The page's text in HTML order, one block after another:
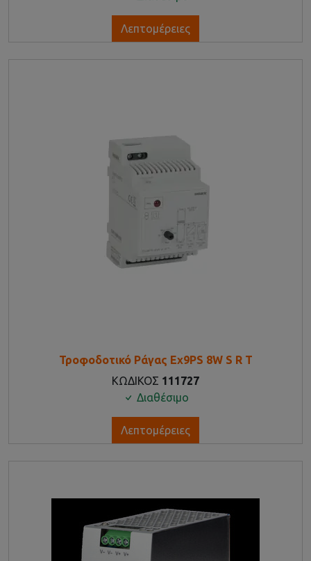
Λεπτομέρειες
Τροφοδοτικό Ράγας Ex9PS 8W S R T
ΚΩΔΙΚΟΣ 111727
Διαθέσιμο
Λεπτομέρειες